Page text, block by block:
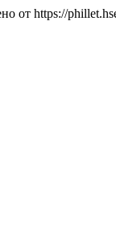
от https://